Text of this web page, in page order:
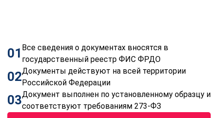
01 Все сведения о документах вносятся в
государственный реестр ФИС ФРДО
02Документы действуют на всей территории
Российской Федерации
03Документ выполнен по установленному образцу и
соответствуют требованиям 273-ФЗ